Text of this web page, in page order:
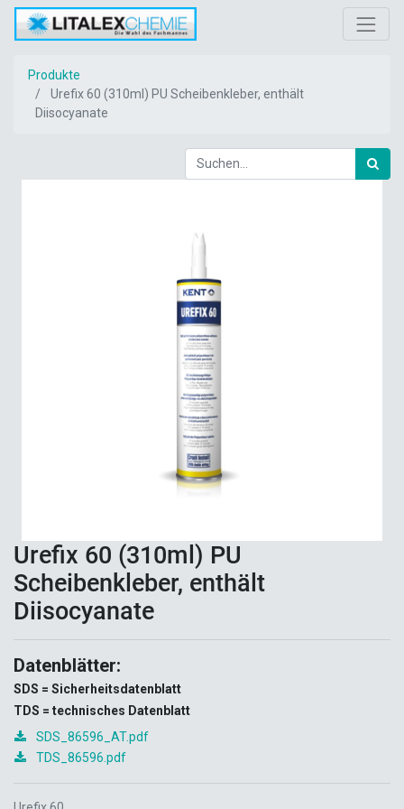
Produkte
Urefix 60 (310ml) PU Scheibenkleber, enthält
Diisocyanate
Urefix 60 (310ml) PU
Scheibenkleber, enthält
Diisocyanate
Datenblätter:
SDS = Sicherheitsdatenblatt
TDS = technisches Datenblatt
SDS_86596_AT.pdf
TDS_86596.pdf